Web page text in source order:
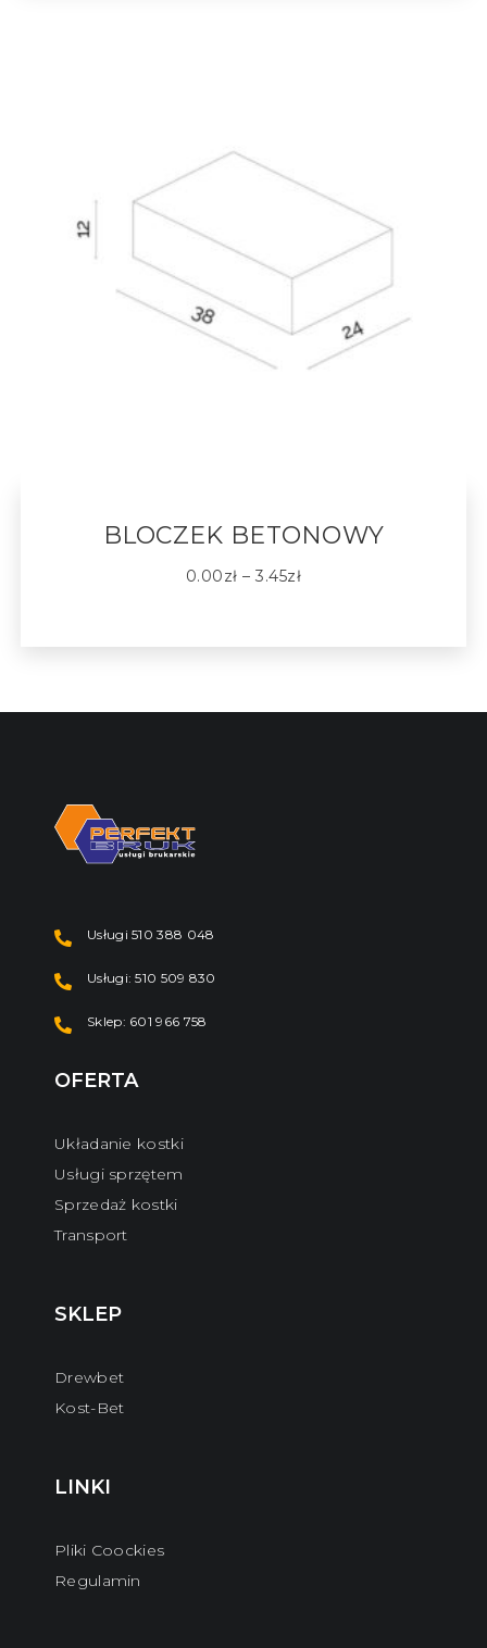
BLOCZEK BETONOWY
0.00zł –3.45zł
Usługi 510 388 048
Usługi: 510 509 830
Sklep: 601 966 758
OFERTA
Układanie kostki
Usługi sprzętem
Sprzedaż kostki
Transport
SKLEP
Drewbet
Kost-Bet
LINKI
Pliki Coockies
Regulamin